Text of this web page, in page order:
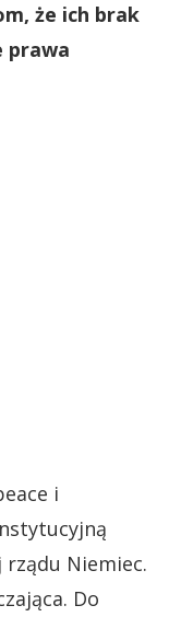
że ich brak
prawa
i
Niemiec.
Do